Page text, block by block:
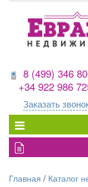
8 (499) 346
+34 922 986
Заказать
Главная / Каталог